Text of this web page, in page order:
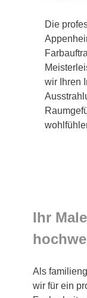
Die
wir Ihren
Ihr
Als
wir für ein